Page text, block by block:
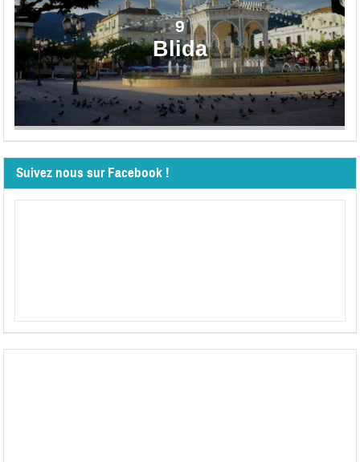
9
Blida
Suivez nous sur Facebook !